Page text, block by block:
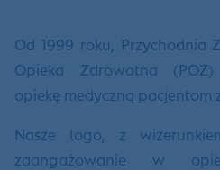
Od 1999 roku, Przychodnia
Opieka Zdrowotna
opiekę medyczną pacjentom
Nasze logo, z
zaangażowanie w